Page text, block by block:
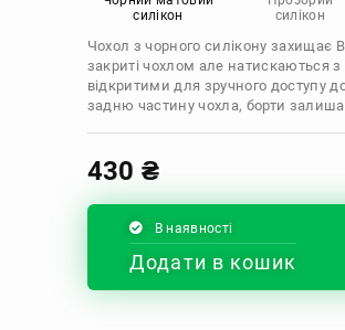
силікон
силікон
Чохол з чорного силікону захищає
закриті чохлом але натискаються
відкритими для зручного доступу
задню частину чохла, борти
430 ₴
В наявності
Додати в кошик